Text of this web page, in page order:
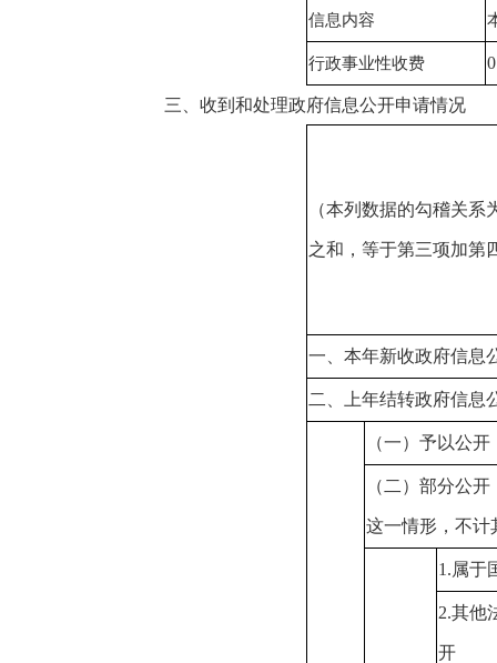
信息内容
行政事业性收费 0
三、收到和处理政府信息公开申请情况
（本列数据的勾稽关系
之和，等于第三项加第
一、本年新收政府信息
二、上年结转政府信息
（一）予以公开
（二）部分公
这一情形，不计
1.属于
2.其他
开